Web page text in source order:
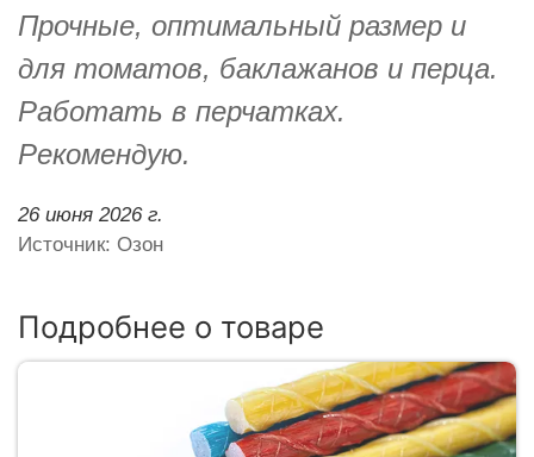
Прочные, оптимальный размер и
для томатов, баклажанов и перца.
Работать в перчатках.
Рекомендую.
26 июня 2026 г.
Источник: Озон
Подробнее о товаре